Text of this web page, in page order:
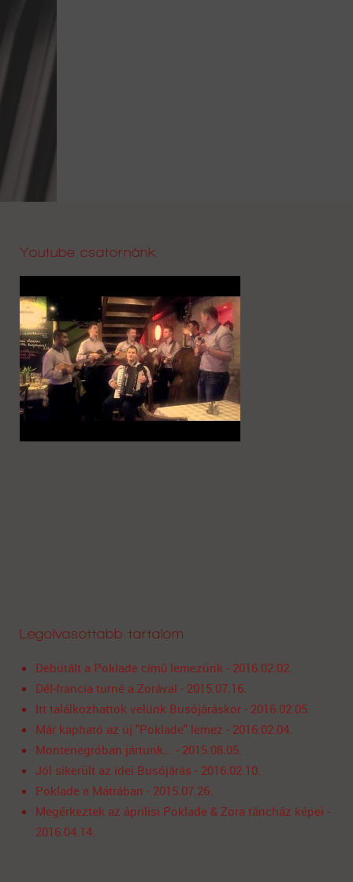
Youtube csatornánk
Legolvasottabb tartalom
Debütált a Poklade című lemezünk - 2016.02.02.
Dél-francia turné a Zorával - 2015.07.16.
Itt találkozhattok velünk Busójáráskor - 2016.02.05.
Már kapható az új "Poklade" lemez - 2016.02.04.
Montenegróban jártunk... - 2015.08.05.
Jól sikerült az idei Busójárás - 2016.02.10.
Poklade a Mátrában - 2015.07.26.
Megérkeztek az áprilisi Poklade & Zora táncház képei -
2016.04.14.